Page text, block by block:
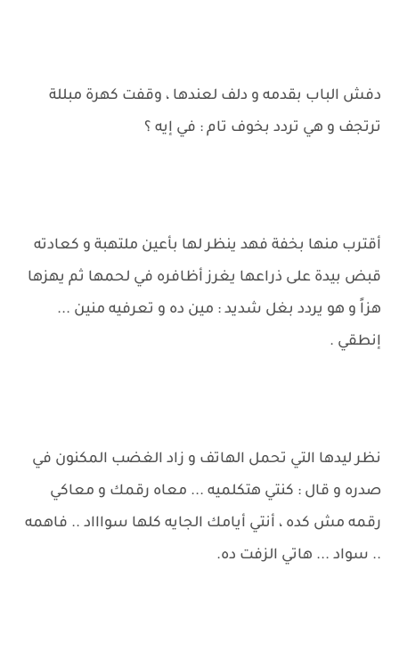
دفش الباب بقدمه و دلف لعندها ، وقفت كهرة مبللة
ترتجف و هي تردد بخوف تام : في إيه ؟
أقترب منها بخفة فهد ينظر لها بأعين ملتهبة و كعادته
قبض بيدة على ذراعها يغرز أظافره في لحمها ثم يهزها
هزاً و هو يردد بغل شديد : مين ده و تعرفيه منين ...
إنطقي .
نظر ليدها التي تحمل الهاتف و زاد الغضب المكنون في
صدره و قال : كنتي هتكلميه ... معاه رقمك و معاكي
رقمه مش كده ، أنتي أيامك الجايه كلها سواااد .. فاهمه
.. سواد ... هاتي الزفت ده.